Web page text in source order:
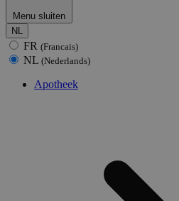
Menu sluiten
NL
FR (Francais)
NL (Nederlands)
Apotheek